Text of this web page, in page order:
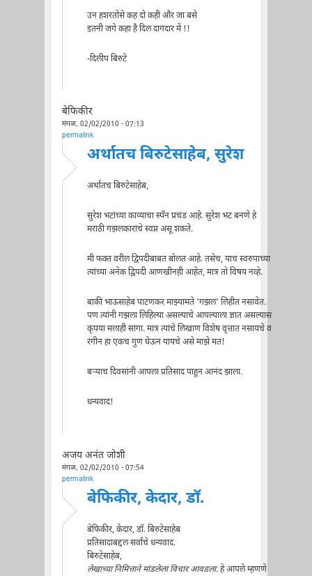
उन हशरतोंसे कह दो कही और जा बसे
इतनी जगे कहा है दिल दागदार में !!
-दिलीप बिरुटे
बेफिकीर
मंगळ, 02/02/2010 - 07:13
permalink
अर्थातच बिरुटेसाहेब, सुरेश
अर्थातच बिरुटेसाहेब,
सुरेश भटांच्या काव्याचा स्पॅन प्रचंड आहे. सुरेश भट बनणे हे
मराठी गझलकारांचे स्वप्न असू शकते.
मी फक्त वरील द्विपदीबाबत बोलत आहे. तसेच, याच स्वरुपाच्या
त्यांच्या अनेक द्विपदी आणखीनही आहेत, मात्र तो विषय नव्हे.
बाकी भाऊसाहेब पाटणकर माझ्यामते 'गझल' लिहीत नसावेत.
पण त्यांनी गझला लिहिल्या असल्याचे आपल्याला ज्ञात असल्यास
कृपया मलाही सांगा. मात्र त्यांचे लिखाण विशेष वृत्तात नसायचे व
रंगीन हा एकच गुण घेऊन यायचे असे माझे मत!
बर्‍याच दिवसांनी आपला प्रतिसाद पाहून आनंद झाला.
धन्यवाद!
अजय अनंत जोशी
मंगळ, 02/02/2010 - 07:54
permalink
बेफिकीर, केदार, डॉ.
बेफिकीर, केदार, डॉ. बिरुटेसाहेब
प्रतिसादाबद्दल सर्वांचे धन्यवाद.
बिरुटेसाहेब,
लेखाच्या निमित्ताने मांडलेला विचार आवडला.हे आपले म्हणणे